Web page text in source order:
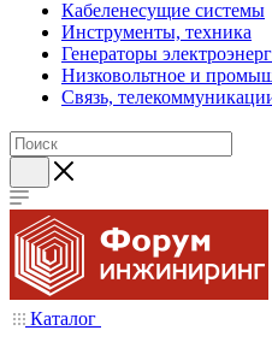
Кабеленесущие системы
Инструменты, техника
Генераторы
Низковольтное и
Связь,
Каталог